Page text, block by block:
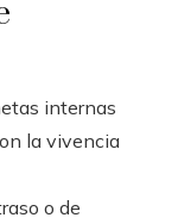
internas
la vivencia
o de